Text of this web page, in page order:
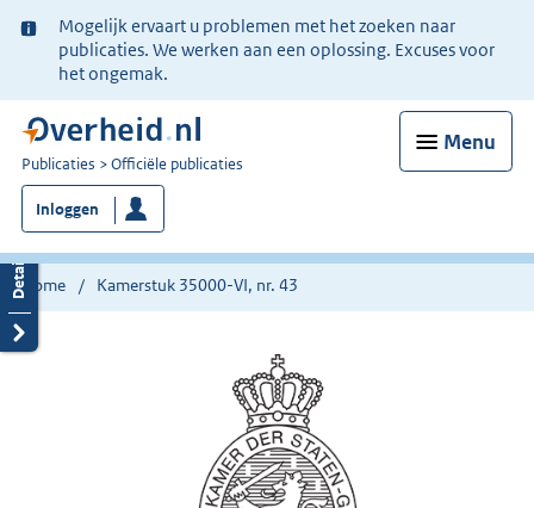
Ter
informatie:
Mogelijk ervaart u problemen met het zoeken naar
publicaties. We werken aan een oplossing. Excuses voor
het ongemak.
Menu
U
bent
nu
hier:
Publicaties Officiële publicaties
Inloggen
Home Kamerstuk 35000-VI, nr. 43